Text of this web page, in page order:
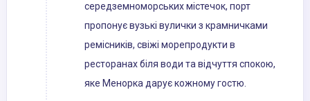
середземноморських містечок, порт
пропонує вузькі вулички з крамничками
ремісників, свіжі морепродукти в
ресторанах біля води та відчуття спокою,
яке Менорка дарує кожному гостю.